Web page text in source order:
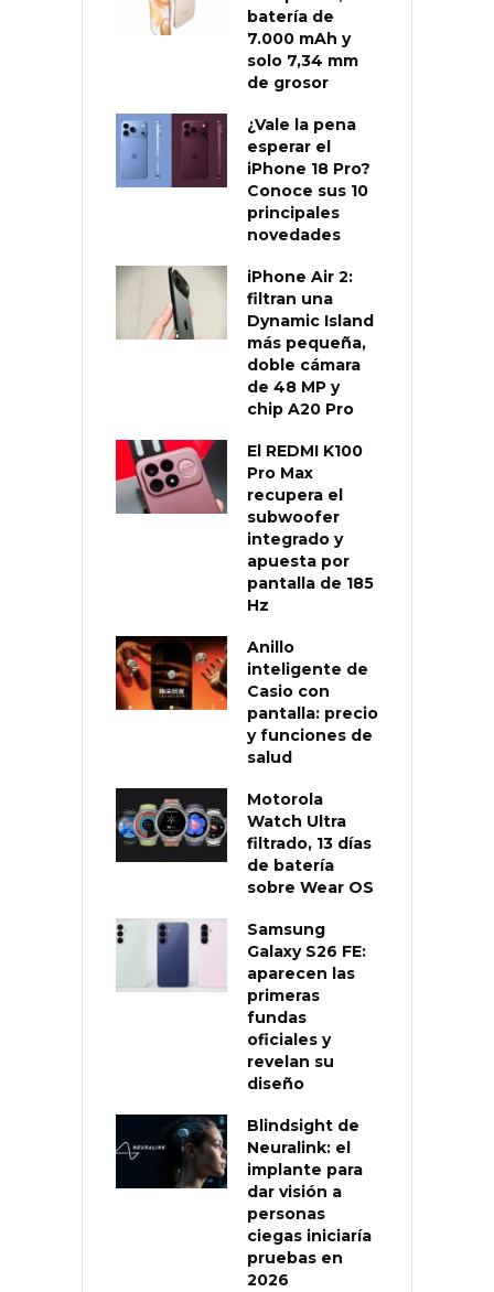
batería de
7.000 mAh y
solo 7,34 mm
de grosor
¿Vale la pena
esperar el
iPhone 18 Pro?
Conoce sus 10
principales
novedades
iPhone Air 2:
filtran una
Dynamic Island
más pequeña,
doble cámara
de 48 MP y
chip A20 Pro
El REDMI K100
Pro Max
recupera el
subwoofer
integrado y
apuesta por
pantalla de 185
Hz
Anillo
inteligente de
Casio con
pantalla: precio
y funciones de
salud
Motorola
Watch Ultra
filtrado, 13 días
de batería
sobre Wear OS
Samsung
Galaxy S26 FE:
aparecen las
primeras
fundas
oficiales y
revelan su
diseño
Blindsight de
Neuralink: el
implante para
dar visión a
personas
ciegas iniciaría
pruebas en
2026